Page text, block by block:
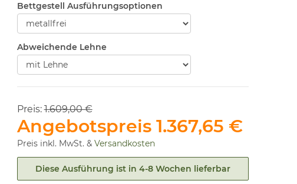
Bettgestell Ausführungsoptionen
Abweichende Lehne
Preis: 1.609,00 €
Angebotspreis 1.367,65 €
Preis inkl. MwSt. & Versandkosten
Diese Ausführung ist in 4-8 Wochen lieferbar